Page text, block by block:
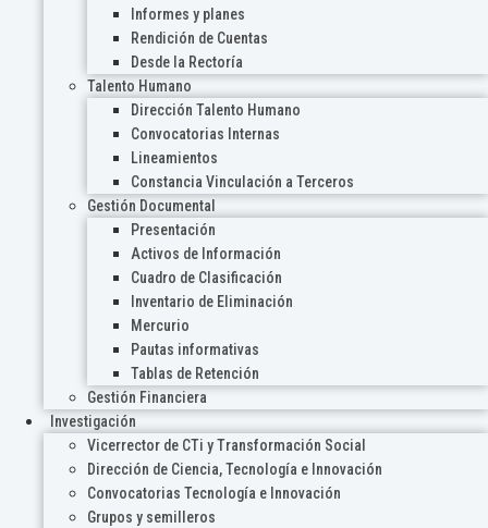
Informes y planes
Rendición de Cuentas
Desde la Rectoría
Talento Humano
Dirección Talento Humano
Convocatorias Internas
Lineamientos
Constancia Vinculación a Terceros
Gestión Documental
Presentación
Activos de Información
Cuadro de Clasificación
Inventario de Eliminación
Mercurio
Pautas informativas
Tablas de Retención
Gestión Financiera
Investigación
Vicerrector de CTi y Transformación Social
Dirección de Ciencia, Tecnología e Innovación
Convocatorias Tecnología e Innovación
Grupos y semilleros